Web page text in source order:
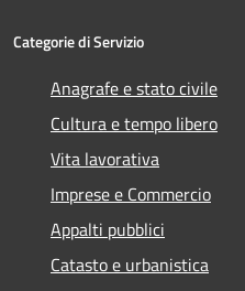
Categorie di Servizio
Anagrafe e stato civile
Cultura e tempo libero
Vita lavorativa
Imprese e Commercio
Appalti pubblici
Catasto e urbanistica